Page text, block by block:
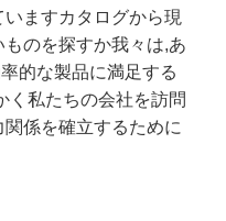
ますカタログから現
のを探すか我々は,あ
的な製品に満足する
く私たちの会社を訪問
係を確立するために